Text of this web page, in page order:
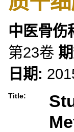
中医骨伤
第23卷
日期:
Title: